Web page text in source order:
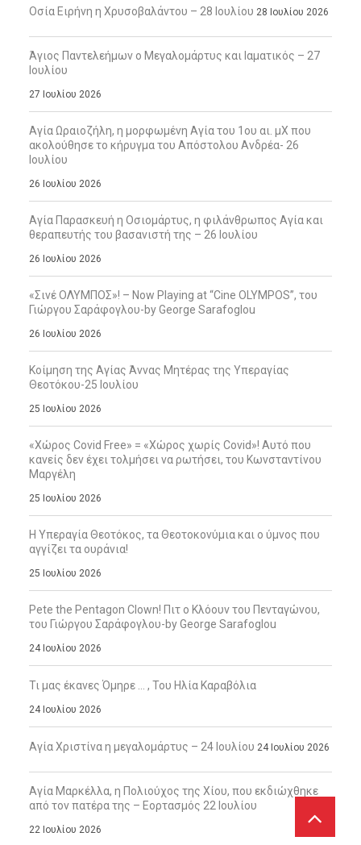
Οσία Ειρήνη η Χρυσοβαλάντου – 28 Ιουλίου 28 Ιουλίου 2026
Άγιος Παντελεήμων ο Μεγαλομάρτυς και Ιαματικός – 27
Ιουλίου
27 Ιουλίου 2026
Αγία Ωραιοζήλη, η μορφωμένη Αγία του 1ου αι. μΧ που
ακολούθησε το κήρυγμα του Απόστολου Ανδρέα- 26
Ιουλίου
26 Ιουλίου 2026
Αγία Παρασκευή η Οσιομάρτυς, η φιλάνθρωπος Αγία και
θεραπευτής του βασανιστή της – 26 Ιουλίου
26 Ιουλίου 2026
«Σινέ ΟΛΥΜΠΟΣ»! – Now Playing at “Cine OLYMPOS”, του
Γιώργου Σαράφογλου-by George Sarafoglou
26 Ιουλίου 2026
Κοίμηση της Αγίας Άννας Μητέρας της Υπεραγίας
Θεοτόκου-25 Ιουλίου
25 Ιουλίου 2026
«Χώρος Covid Free» = «Χώρος χωρίς Covid»! Αυτό που
κανείς δεν έχει τολμήσει να ρωτήσει, του Κωνσταντίνου
Μαργέλη
25 Ιουλίου 2026
Η Υπεραγία Θεοτόκος, τα Θεοτοκονύμια και ο ύμνος που
αγγίζει τα ουράνια!
25 Ιουλίου 2026
Pete the Pentagon Clown! Πιτ ο Κλόουν του Πενταγώνου,
του Γιώργου Σαράφογλου-by George Sarafoglou
24 Ιουλίου 2026
Τι μας έκανες Όμηρε … , Του Ηλία Καραβόλια
24 Ιουλίου 2026
Αγία Χριστίνα η μεγαλομάρτυς – 24 Ιουλίου 24 Ιουλίου 2026
Αγία Μαρκέλλα, η Πολιούχος της Χίου, που εκδιώχθηκε
από τον πατέρα της – Εορτασμός 22 Ιουλίου
22 Ιουλίου 2026